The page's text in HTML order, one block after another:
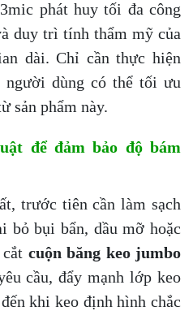
phát huy tối đa công
duy trì tính thẩm mỹ của
dài. Chỉ cần thực hiện
dùng có thể tối ưu
sản phẩm này.
để đảm bảo độ bám
trước tiên cần làm sạch
bỏ bụi bẩn, dầu mỡ hoặc
cuộn băng keo jumbo
cầu, đẩy mạnh lớp keo
khi keo định hình chắc